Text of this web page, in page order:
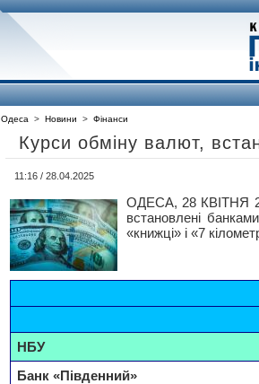
Одеса > Новини > Фінанси
Курси обміну валют,
11:16 / 28.04.2025
ОДЕСА, 28 КВІТНЯ
встановлені
«книжці» і «7
НБУ
Банк «Південний»